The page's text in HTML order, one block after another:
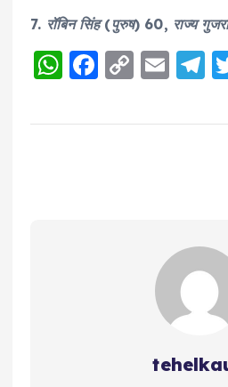
7. रॉबिन सिंह (पुरुष) 60, राज्य
W
a
F
c
C
p
E
ai
T
e